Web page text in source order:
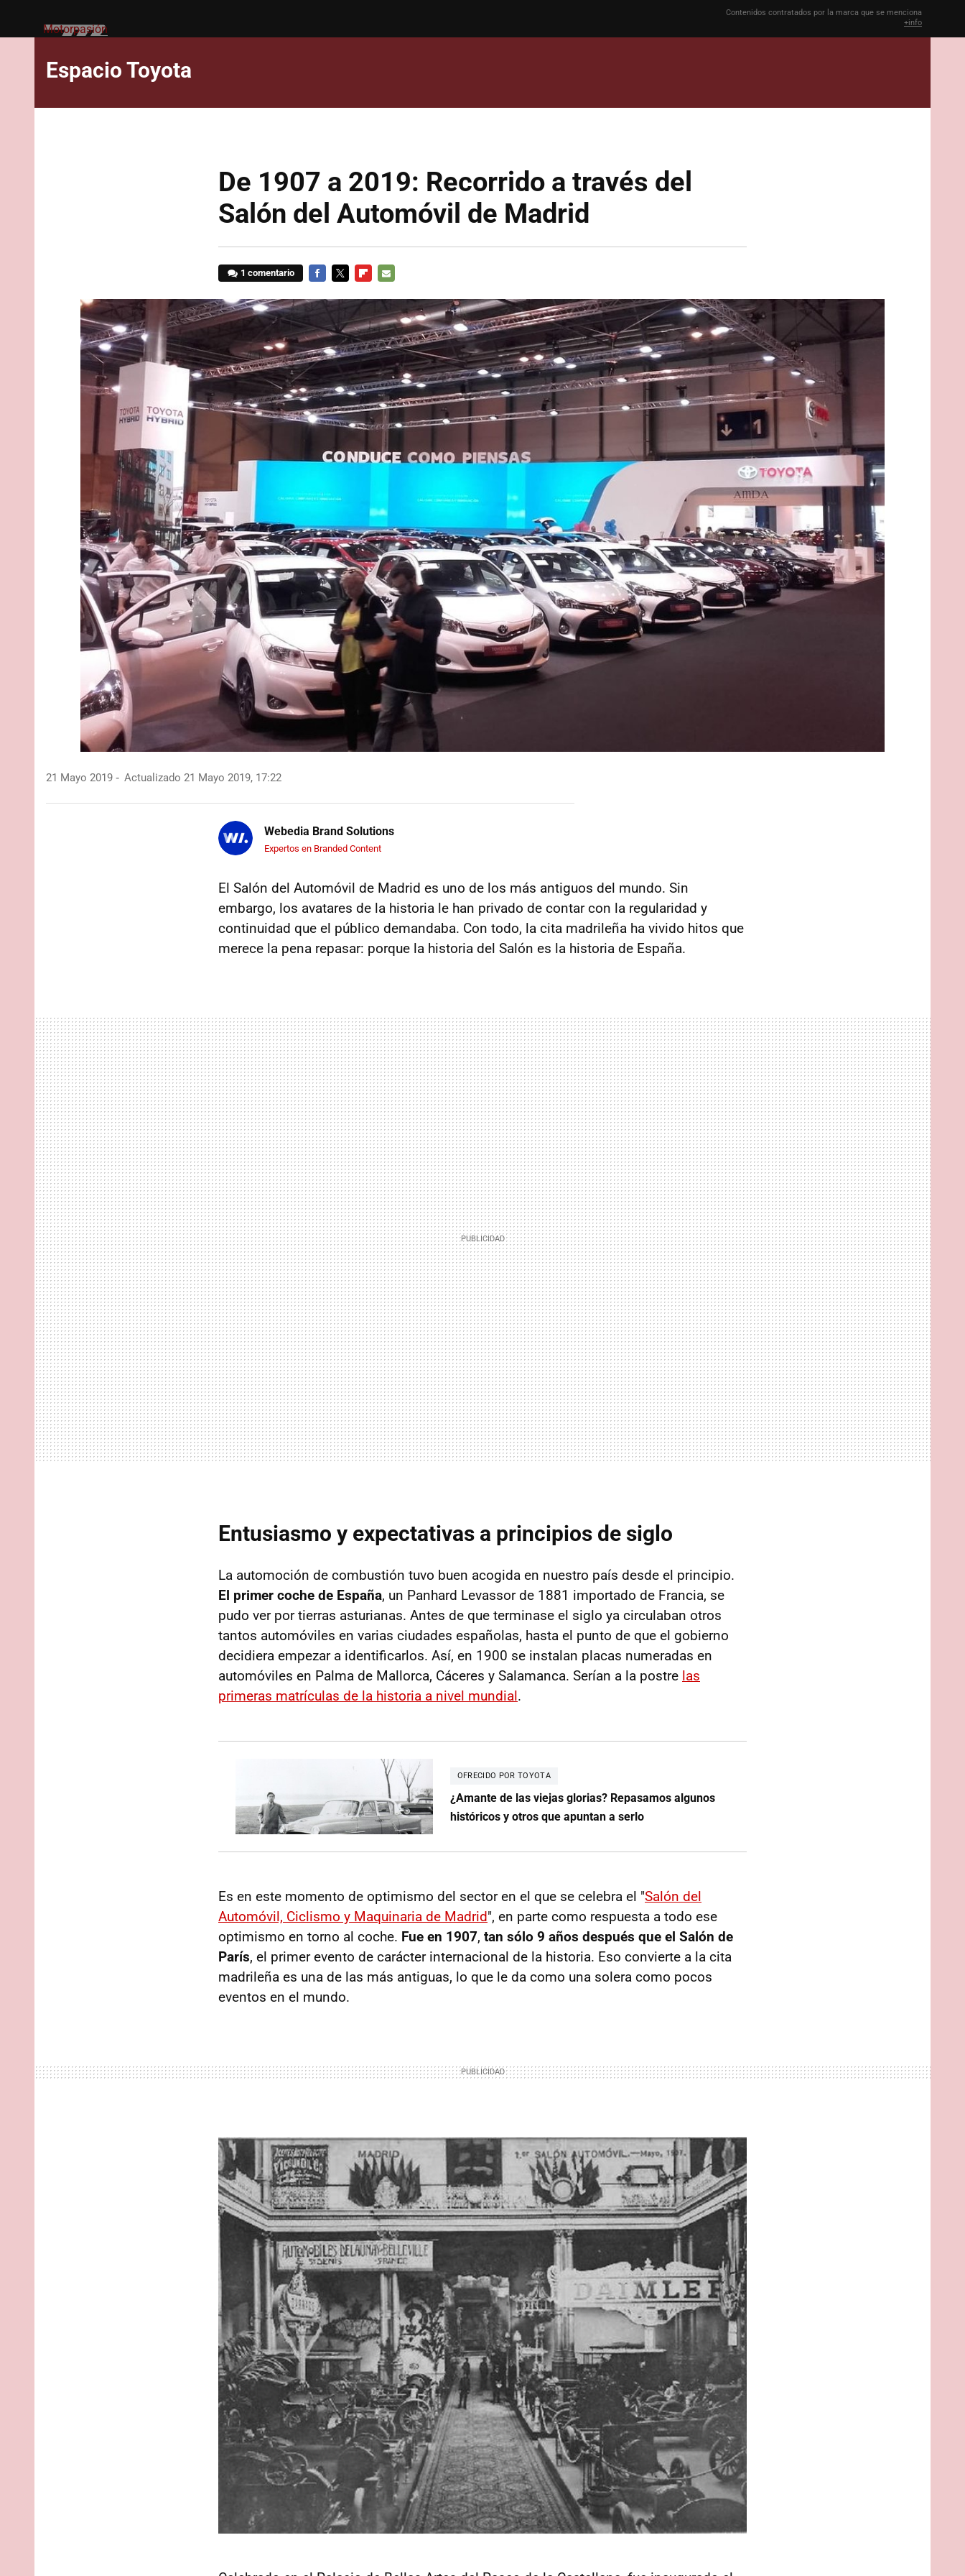
Contenidos contratados por la marca que se menciona
+info
Motorpasión
Espacio Toyota
De 1907 a 2019: Recorrido a través del
Salón del Automóvil de Madrid
1 comentario
21 Mayo 2019 Actualizado 21 Mayo 2019, 17:22
Webedia Brand Solutions
Expertos en Branded Content
El Salón del Automóvil de Madrid es uno de los más antiguos del mundo. Sin
embargo, los avatares de la historia le han privado de contar con la regularidad y
continuidad que el público demandaba. Con todo, la cita madrileña ha vivido hitos que
merece la pena repasar: porque la historia del Salón es la historia de España.
Entusiasmo y expectativas a principios de siglo
La automoción de combustión tuvo buen acogida en nuestro país desde el principio.
El primer coche de España, un Panhard Levassor de 1881 importado de Francia, se
pudo ver por tierras asturianas. Antes de que terminase el siglo ya circulaban otros
tantos automóviles en varias ciudades españolas, hasta el punto de que el gobierno
decidiera empezar a identificarlos. Así, en 1900 se instalan placas numeradas en
automóviles en Palma de Mallorca, Cáceres y Salamanca. Serían a la postre las
primeras matrículas de la historia a nivel mundial.
OFRECIDO POR TOYOTA
¿Amante de las viejas glorias? Repasamos algunos
históricos y otros que apuntan a serlo
Es en este momento de optimismo del sector en el que se celebra el "Salón del
Automóvil, Ciclismo y Maquinaria de Madrid", en parte como respuesta a todo ese
optimismo en torno al coche. Fue en 1907, tan sólo 9 años después que el Salón de
París, el primer evento de carácter internacional de la historia. Eso convierte a la cita
madrileña es una de las más antiguas, lo que le da como una solera como pocos
eventos en el mundo.